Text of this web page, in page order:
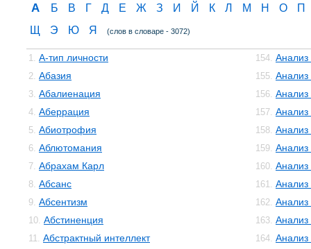
А Б В Г Д Е Ж З И Й К Л М Н О
П
Щ
Э Ю Я (слов в словаре - 3072)
1. А-тип личности
2. Абазия
3. Абалиенация
4. Аберрация
5. Абиотрофия
6. Аблютомания
7. Абрахам Карл
8. Абсанс
9. Абсентизм
10. Абстиненция
11. Абстрактный интеллект
154. Анализ
155. Анализ
156. Анализ
157. Анализ
158. Анализ
159. Анализ
160. Анализ
161.
162. Анализ
163. Анализ
164.